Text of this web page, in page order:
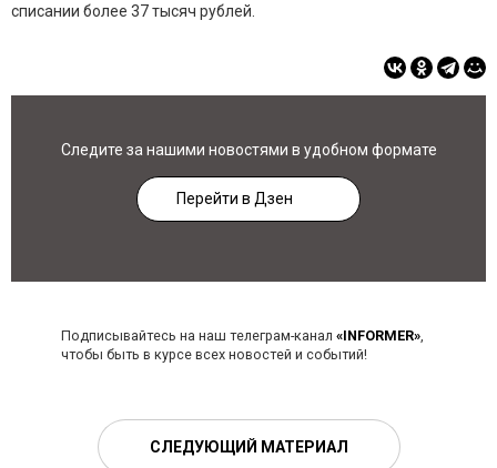
списании более 37 тысяч рублей.
Следите за нашими новостями в удобном формате
Перейти в Дзен
Подписывайтесь на наш телеграм-канал «INFORMER»,
чтобы быть в курсе всех новостей и событий!
СЛЕДУЮЩИЙ МАТЕРИАЛ